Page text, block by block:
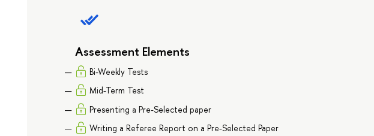
Assessment Elements
Bi-Weekly Tests
Mid-Term Test
Presenting a Pre-Selected paper
Writing a Referee Report on a Pre-Selected Paper